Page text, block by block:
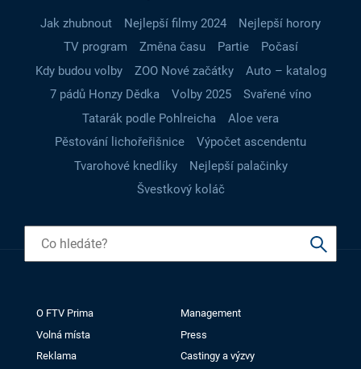
Jak zhubnout Nejlepší filmy 2024
Nejlepší horory
TV program
Změna času Partie
Počasí
Kdy budou volby
ZOO Nové začátky
Auto – katalog
7 pádů Honzy Dědka
Volby 2025
Svařené víno
Tatarák podle Pohlreicha
Aloe vera
Pěstování lichořeřišnice
Výpočet ascendentu
Tvarohové knedlíky
Nejlepší palačinky
Švestkový koláč
O FTV Prima
Management
Volná místa
Press
Reklama
Castingy a výzvy